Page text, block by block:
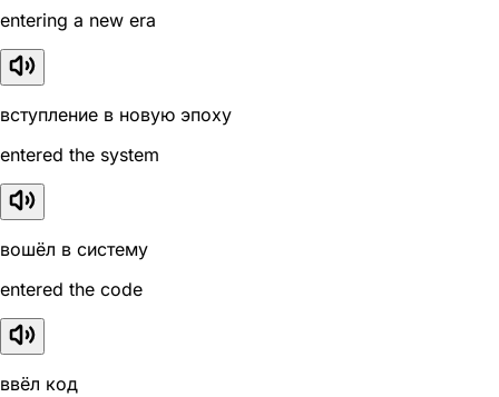
entering a new era
вступление в новую эпоху
entered the system
вошёл в систему
entered the code
ввёл код